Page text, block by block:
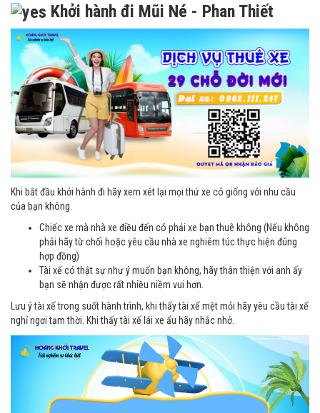
Khởi hành đi Mũi Né - Phan Thiết
Khi bắt đầu khởi hành đi hãy xem xét lại mọi thứ xe có giống với nhu cầu
của bạn không.
Chiếc xe mà nhà xe điều đến có phải xe bạn thuê không (Nếu không
phải hãy từ chối hoặc yêu cầu nhà xe nghiêm túc thực hiện đúng
hợp đồng)
Tài xế có thật sự như ý muốn bạn không, hãy thân thiện với anh ấy
bạn sẽ nhận được rất nhiều niềm vui hơn.
Lưu ý tài xế trong suốt hành trình, khi thấy tài xế mệt mỏi hãy yêu cầu tài xế
nghỉ ngơi tạm thời. Khi thấy tài xế lái xe ẩu hãy nhắc nhở.